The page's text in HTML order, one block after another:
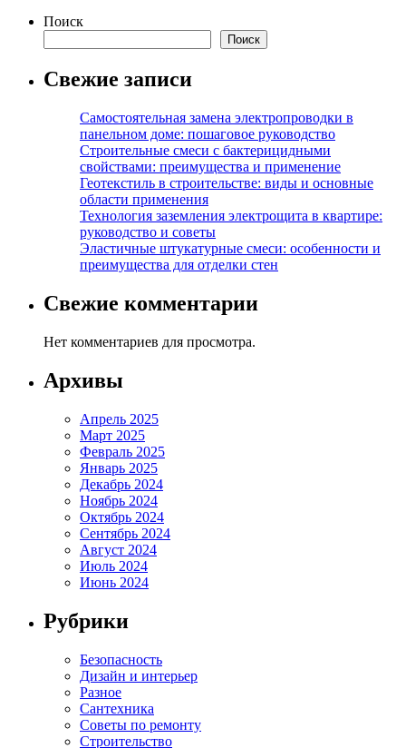
Поиск
Поиск
Свежие записи
Самостоятельная замена электропроводки в
панельном доме: пошаговое руководство
Строительные смеси с бактерицидными
свойствами: преимущества и применение
Геотекстиль в строительстве: виды и основные
области применения
Технология заземления электрощита в квартире:
руководство и советы
Эластичные штукатурные смеси: особенности и
преимущества для отделки стен
Свежие комментарии
Нет комментариев для просмотра.
Архивы
Апрель 2025
Март 2025
Февраль 2025
Январь 2025
Декабрь 2024
Ноябрь 2024
Октябрь 2024
Сентябрь 2024
Август 2024
Июль 2024
Июнь 2024
Рубрики
Безопасность
Дизайн и интерьер
Разное
Сантехника
Советы по ремонту
Строительство